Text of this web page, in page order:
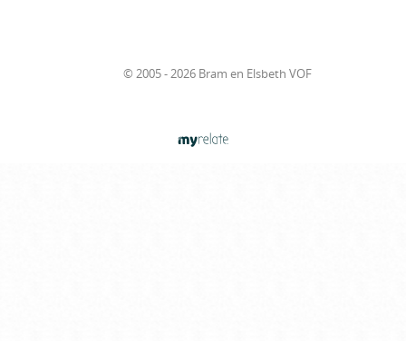
© 2005 - 2026 Bram en Elsbeth VOF